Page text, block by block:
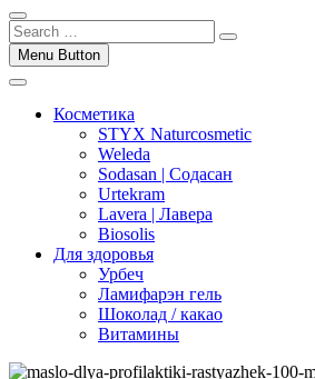
Menu Button
Косметика
STYX Naturcosmetic
Weleda
Sodasan | Содасан
Urtekram
Lavera | Лавера
Biosolis
Для здоровья
Урбеч
Ламифарэн гель
Шоколад / какао
Витамины